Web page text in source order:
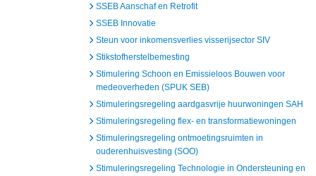
SSEB Aanschaf en Retrofit
SSEB Innovatie
Steun voor inkomensverlies visserijsector SIV
Stikstofherstelbemesting
Stimulering Schoon en Emissieloos Bouwen voor
medeoverheden (SPUK SEB)
Stimuleringsregeling aardgasvrije huurwoningen SAH
Stimuleringsregeling flex- en transformatiewoningen
Stimuleringsregeling ontmoetingsruimten in
ouderenhuisvesting (SOO)
Stimuleringsregeling Technologie in Ondersteuning en